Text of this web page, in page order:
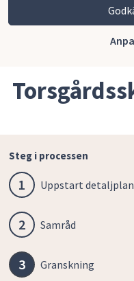
Vara kommun
Bygga,
Steg i processen
1 Uppstart detaljplan
2 Samråd
3 Granskning